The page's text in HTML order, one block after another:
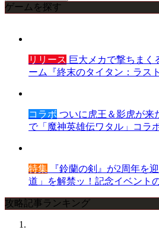
ゲームを探す
リリース 巨大メカで撃ちまく
ーム『終末のタイタン：ラス
コラボ ついに虎王＆影虎が来
で「魔神英雄伝ワタル」コラ
特集 『鈴蘭の剣』が2周年を
道」を解禁ッ！記念イベント
攻略記事ランキング